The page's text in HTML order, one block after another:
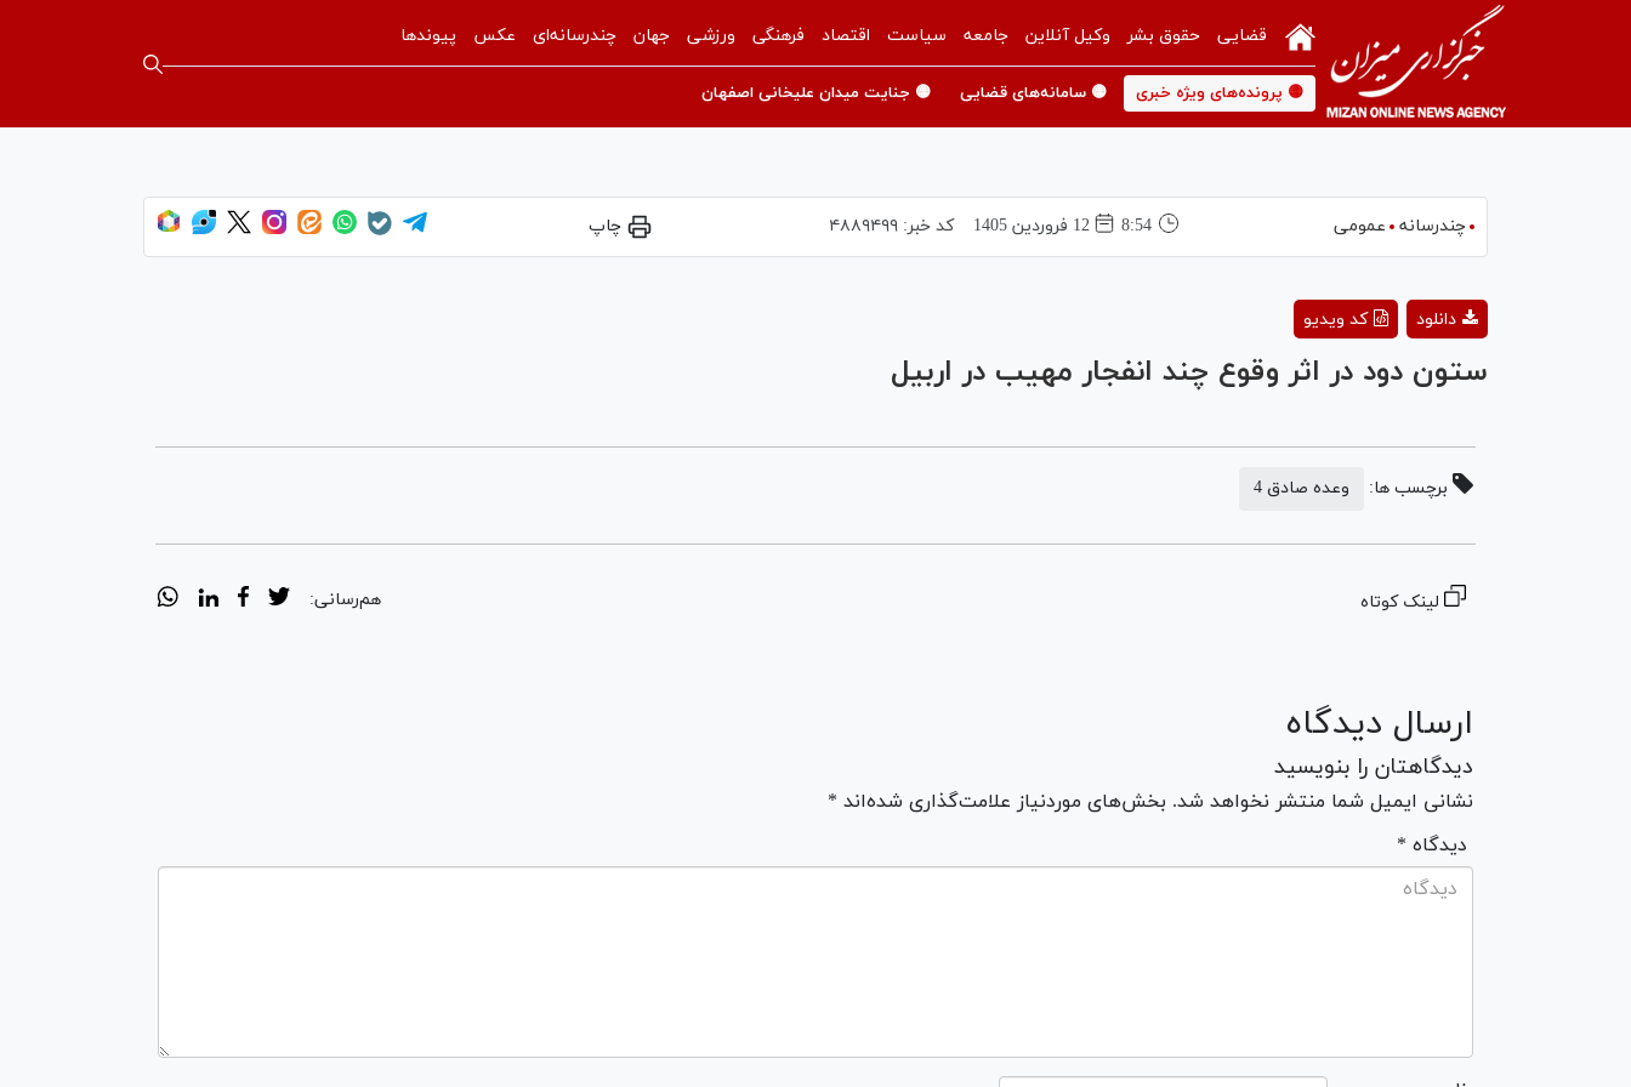
قضایی حقوق بشر وکیل آنلاین جامعه سیاست اقتصاد فرهنگی ورزشی جهان چندرسانه‌ای عکس پیوندها
🟡 پرونده‌های ویژه خبری 🟡 سامانه‌های قضایی 🟡 جنایت میدان علیخانی اصفهان
چندرسانه عمومی 8:54 12 فروردين 1405 کد خبر:۴۸۸۹۴۹۹ چاپ
کد ویدیو دانلود
ستون دود در اثر وقوع چند انفجار مهیب در اربیل
برچسب ها: وعده صادق 4
لینک کوتاه هم‌رسانی:
ارسال دیدگاه
دیدگاهتان را بنویسید
نشانی ایمیل شما منتشر نخواهد شد. بخش‌های موردنیاز علامت‌گذاری شده‌اند *
* دیدگاه